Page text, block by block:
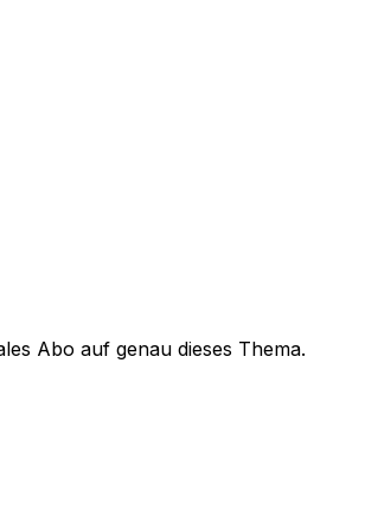
Abo auf genau dieses Thema.